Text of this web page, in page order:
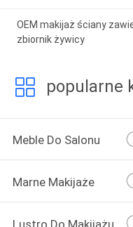
OEM makijaż ściany
zbiornik żywicy
popularne
Meble Do Salonu
Marne Makijaże
Lustro Do Makijażu